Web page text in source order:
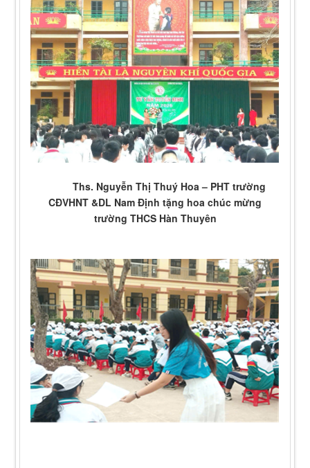
Ths. Nguyễn Thị Thuý Hoa – PHT trường
CĐVHNT &DL Nam Định tặng hoa chúc mừng
trường THCS Hàn Thuyên